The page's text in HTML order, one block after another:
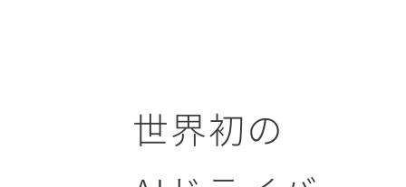
世界初の